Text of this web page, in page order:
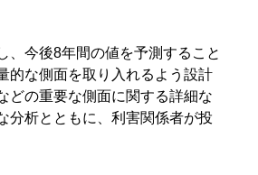
、今後8年間の値を予測すること
的な側面を取り入れるよう設計
どの重要な側面に関する詳細な
分析とともに、利害関係者が投